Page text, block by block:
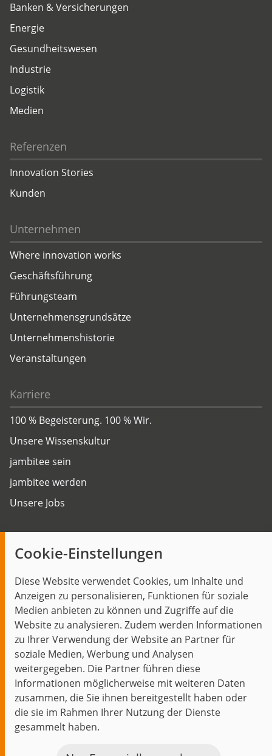
Cookie-Einstellungen
Diese Website verwendet Cookies, um Inhalte und
Anzeigen zu personalisieren, Funktionen für soziale
Medien anbieten zu können und Zugriffe auf die
Website zu analysieren. Zudem werden Informationen
zu Ihrer Verwendung der Website an Partner für
soziale Medien, Werbung und Analysen
weitergegeben. Die Partner führen diese
Informationen möglicherweise mit weiteren Daten
zusammen, die Sie ihnen bereitgestellt haben oder
die sie im Rahmen Ihrer Nutzung der Dienste
gesammelt haben.
Banken & Versicherungen
Energie
Gesundheitswesen
Industrie
Logistik
Medien
Referenzen
Innovation Stories
Kunden
Unternehmen
Where innovation works
Geschäftsführung
Führungsteam
Unternehmensgrundsätze
Unternehmenshistorie
Veranstaltungen
Karriere
100 % Begeisterung. 100 % Wir.
Unsere Wissenskultur
jambitee sein
jambitee werden
Unsere Jobs
Themen im Fokus
Events
Start Datenschutz Impressum
Kontakt
jambit auf instagramjambit auf kununujambit auf linkedin
© 1999–2026 jambit GmbH. Alle Rechte vorbehalten.